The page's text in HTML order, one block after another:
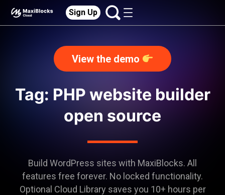
Sign Up
View the demo
Tag: PHP website builder
open source
Build WordPress sites with MaxiBlocks. All
features free forever. No locked functionality.
Optional Cloud Library saves you 10+ hours per